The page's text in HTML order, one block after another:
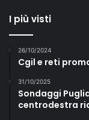
I più visti
26/10/2024
Cgil e reti
31/10/2025
Sondaggi
centrodestra